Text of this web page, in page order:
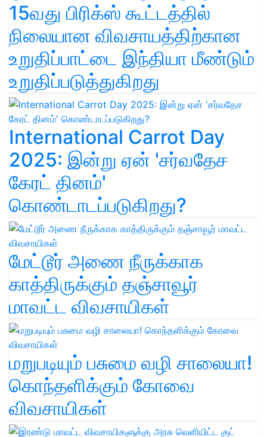
15வது பிரிக்ஸ் கூட்டத்தில்
நிலையான விவசாயத்திற்கான
உறுதிப்பாட்டை இந்தியா மீண்டும்
உறுதிப்படுத்துகிறது
International Carrot Day
2025: இன்று ஏன் 'சர்வதேச
கேரட் தினம்'
கொண்டாடப்படுகிறது?
மேட்டூர் அணை நீருக்காக
காத்திருக்கும் தஞ்சாவூர்
மாவட்ட விவசாயிகள்
மறுபடியும் பசுமை வழி சாலையா!
கொந்தளிக்கும் கோவை
விவசாயிகள்